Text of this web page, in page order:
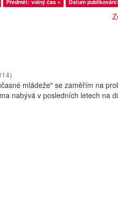
Předmět: volný čas × Datum
)
mládeže" se zaměřím na
nabývá v posledních letech na